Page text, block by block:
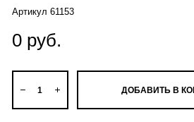
Артикул 61153
0 pуб.
ДОБАВИТЬ В